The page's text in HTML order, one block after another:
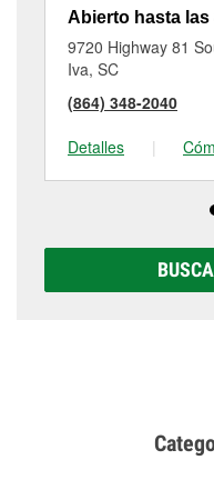
Abierto hasta las
9720 Highway 81
Iva, SC
(864) 348-2040
Detalles
|